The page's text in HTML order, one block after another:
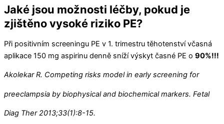
Jaké jsou možnosti léčby, pokud je
zjištěno vysoké riziko PE?
Při positivním screeningu PE v 1. trimestru těhotenství včasná
aplikace 150 mg aspirinu denně sníží výskyt časné PE o 90%!!!
Akolekar R. Competing risks model in early screening for
preeclampsia by biophysical and biochemical markers. Fetal
Diag Ther 2013;33(1):8-15.